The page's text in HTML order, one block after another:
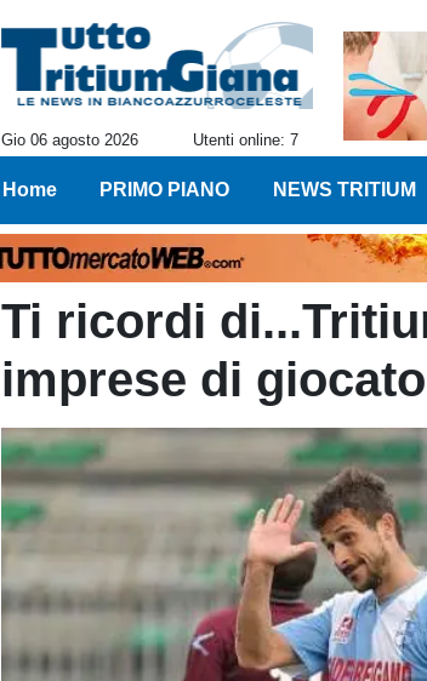
Gio 06 agosto 2026 Utenti online: 7
Home PRIMO PIANO NEWS TRITIUM
Ti ricordi
imprese di